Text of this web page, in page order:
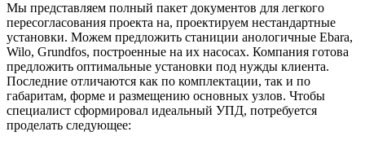
Мы представляем полный пакет документов для легкого
пересогласования проекта на, проектируем нестандартные
установки. Можем предложить станиции анологичные Ebara,
Wilo, Grundfos, построенные на их насосах. Компания готова
предложить оптимальные установки под нужды клиента.
Последние отличаются как по комплектации, так и по
габаритам, форме и размещению основных узлов. Чтобы
специалист сформировал идеальный УПД, потребуется
проделать следующее: